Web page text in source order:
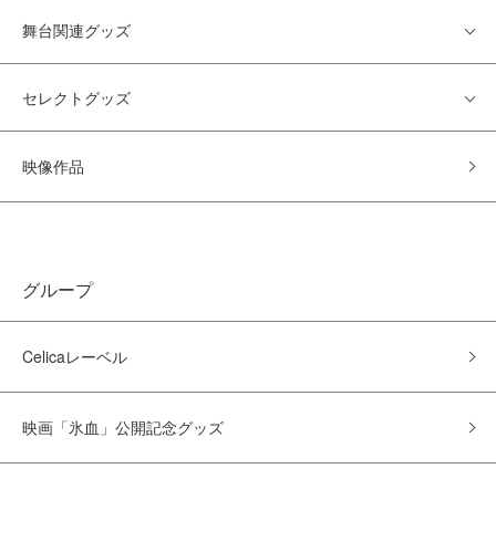
舞台関連グッズ
セレクトグッズ
映像作品
グループ
Celicaレーベル
映画「氷血」公開記念グッズ